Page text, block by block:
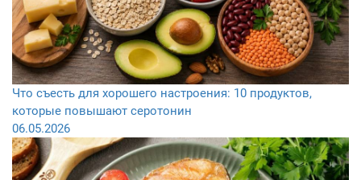
Что съесть для хорошего настроения: 10 продуктов,
которые повышают серотонин
06.05.2026